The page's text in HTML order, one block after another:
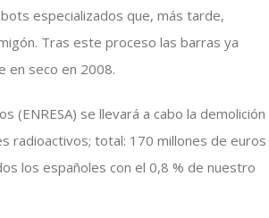
especializados que, más tarde,
Tras este proceso las barras ya
en seco en 2008.
(ENRESA) se llevará a cabo la demolición
radioactivos; total: 170 millones de euros
los españoles con el 0,8 % de nuestro